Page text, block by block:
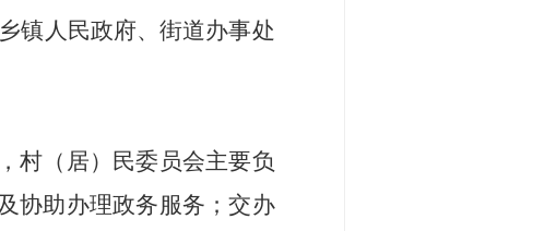
镇人民政府、街道办事处
村（居）民委员会主要负
协助办理政务服务；交办